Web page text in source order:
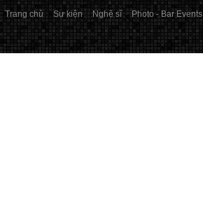
Trang chủ Sự kiện Nghệ sĩ Photo - Bar Events